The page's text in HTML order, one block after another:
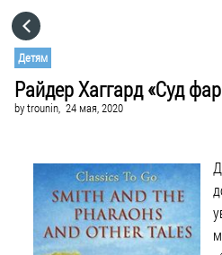
Детям
Райдер Хаггард «Суд
bytrounin, 24 мая, 2020
VISIT